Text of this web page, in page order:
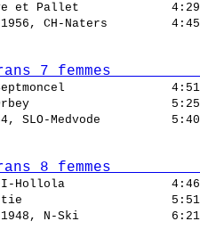
Oye et Pallet
1956, CH-Naters
7 femmes
Septmoncel
1953, Orbey
1954, SLO-Medvode
8 femmes
1948, FI-Hollola
FI-Mertie
1948, N-Ski